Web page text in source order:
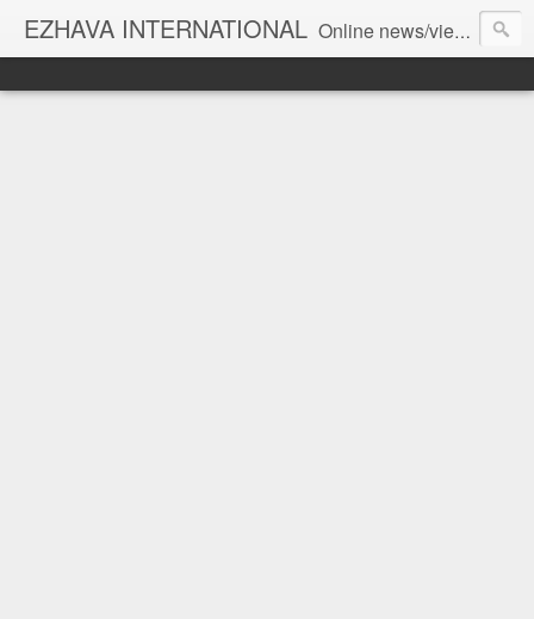
EZHAVA INTERNATIONAL Online news/views JOURNAL... Connecting the community worldwide Editorial Director: Prem Chandran